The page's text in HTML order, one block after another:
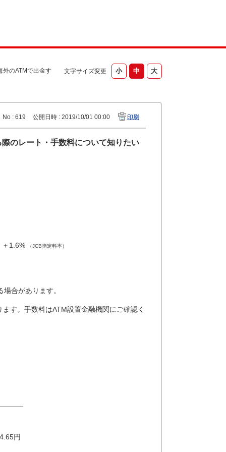
文字サイズ変更
外のATMで出金す
No : 619 公開日時 : 2019/10/01 00:00 印刷
のレート・手数料について知りたい
＋1.6% （JCB指定料率）
合があります。
す。手数料はATM設置金融機関にご確認く
円